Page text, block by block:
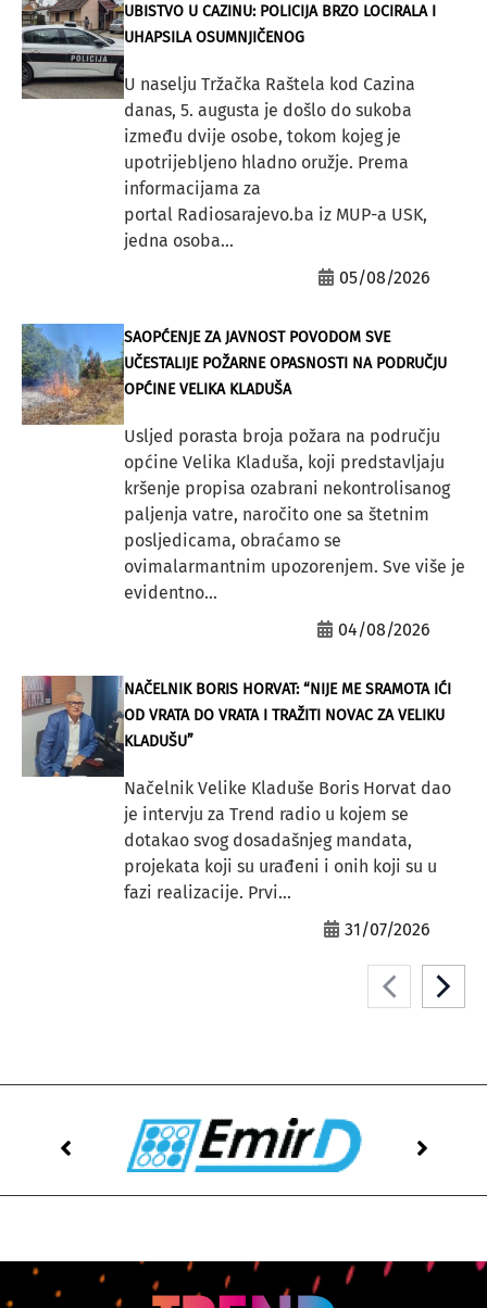
UBISTVO U CAZINU: POLICIJA BRZO LOCIRALA I
UHAPSILA OSUMNJIČENOG
U naselju Tržačka Raštela kod Cazina
danas, 5. augusta je došlo do sukoba
između dvije osobe, tokom kojeg je
upotrijebljeno hladno oružje. Prema
informacijama za
portal Radiosarajevo.ba iz MUP-a USK,
jedna osoba...
05/08/2026
SAOPĆENJE ZA JAVNOST POVODOM SVE
UČESTALIJE POŽARNE OPASNOSTI NA PODRUČJU
OPĆINE VELIKA KLADUŠA
Usljed porasta broja požara na području
općine Velika Kladuša, koji predstavljaju
kršenje propisa ozabrani nekontrolisanog
paljenja vatre, naročito one sa štetnim
posljedicama, obraćamo se
ovimalarmantnim upozorenjem. Sve više je
evidentno...
04/08/2026
NAČELNIK BORIS HORVAT: “NIJE ME SRAMOTA IĆI
OD VRATA DO VRATA I TRAŽITI NOVAC ZA VELIKU
KLADUŠU”
Načelnik Velike Kladuše Boris Horvat dao
je intervju za Trend radio u kojem se
dotakao svog dosadašnjeg mandata,
projekata koji su urađeni i onih koji su u
fazi realizacije. Prvi...
31/07/2026